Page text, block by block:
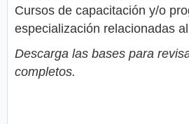
Cursos de capacitación y/o
especialización relacionadas
Descarga las bases para
completos.